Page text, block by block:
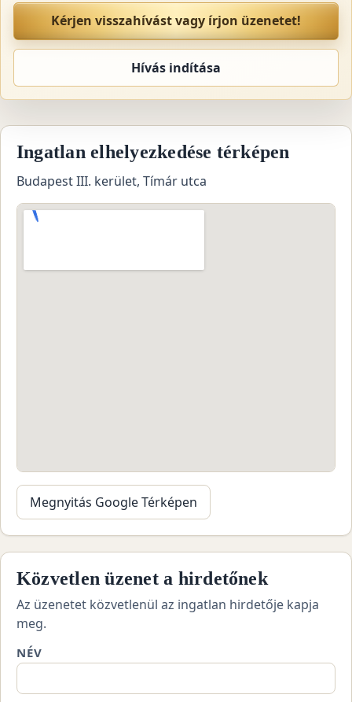
Kérjen visszahívást vagy írjon üzenetet!
Hívás indítása
Ingatlan elhelyezkedése térképen
Budapest III. kerület, Tímár utca
Megnyitás Google Térképen
Közvetlen üzenet a hirdetőnek
Az üzenetet közvetlenül az ingatlan hirdetője kapja
meg.
NÉV